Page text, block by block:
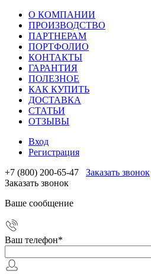
О КОМПАНИИ
ПРОИЗВОДСТВО
ПАРТНЕРАМ
ПОРТФОЛИО
КОНТАКТЫ
ГАРАНТИЯ
ПОЛЕЗНОЕ
КАК КУПИТЬ
ДОСТАВКА
СТАТЬИ
ОТЗЫВЫ
Вход
Регистрация
+7 (800) 200-65-47
Заказать звонок
Заказать звонок
Ваше сообщение
Ваш телефон*